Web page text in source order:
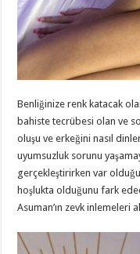
Benliğinize renk katacak
bahiste tecrübesi olan ve
oluşu ve erkeğini nasıl
uyumsuzluk sorunu
gerçekleştirirken var
hoşlukta olduğunu fark
Asuman’ın zevk inlemeleri